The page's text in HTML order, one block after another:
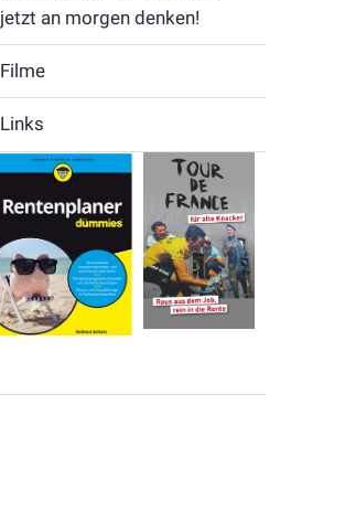
jetzt an morgen denken!
Filme
Links